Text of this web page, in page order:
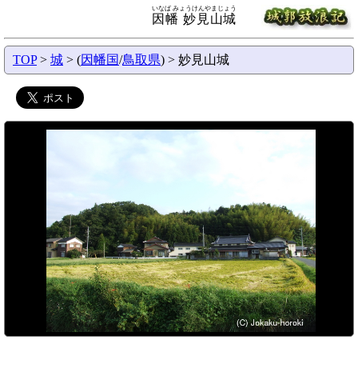
因幡 妙見山城
いなば みょうけんやまじょう
TOP> 城 > (因幡国/鳥取県) > 妙見山城